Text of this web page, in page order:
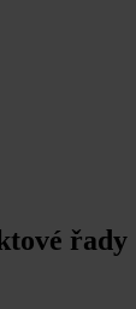
řady